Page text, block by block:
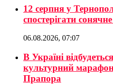
12 серпня у
спостерігати
06.08.2026, 07:07
В Україні
культурний
Прапора